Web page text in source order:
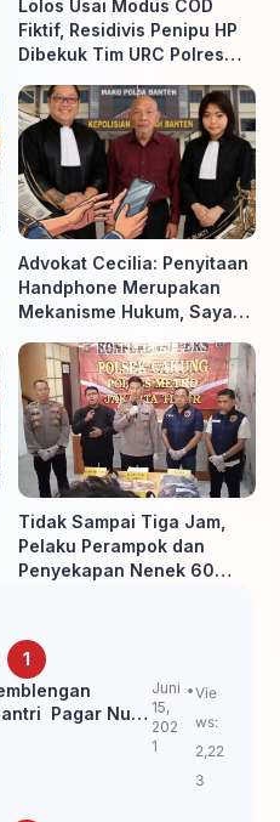
Lolos Usai Modus COD
Fiktif, Residivis Penipu HP
Dibekuk Tim URC Polres
Advokat Cecilia: Penyitaan
Handphone Merupakan
Mekanisme Hukum, Saya
Diminta Penyidik dan Tidak
perlu takut
Tidak Sampai Tiga Jam,
Pelaku Perampok dan
Penyekapan Nenek 60
Pagar Nusa
Juni
15,
202
1
Vie
ws:
2,22
3